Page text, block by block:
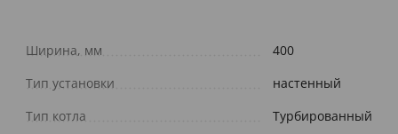
Ширина, мм
400
Тип установки
настенный
Тип котла
Турбированный